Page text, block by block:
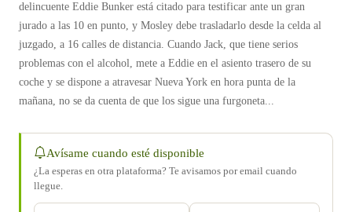
delincuente Eddie Bunker está citado para testificar ante un gran
jurado a las 10 en punto, y Mosley debe trasladarlo desde la celda al
juzgado, a 16 calles de distancia. Cuando Jack, que tiene serios
problemas con el alcohol, mete a Eddie en el asiento trasero de su
coche y se dispone a atravesar Nueva York en hora punta de la
mañana, no se da cuenta de que los sigue una furgoneta...
Avísame cuando esté disponible
¿La esperas en otra plataforma? Te avisamos por email cuando
llegue.